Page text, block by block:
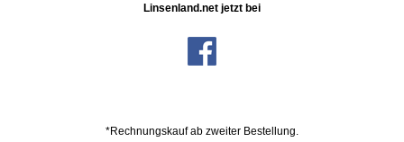
Linsenland.net jetzt bei
*Rechnungskauf ab zweiter Bestellung.